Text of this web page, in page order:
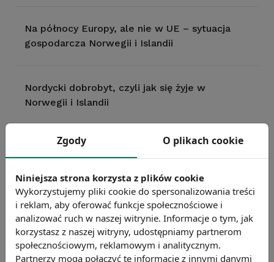
Na północy Europy, ale nie w UE – sytuacja
gospodarcza Norwegii i Islandii
Nordycki dobrobyt, czyli jak się żyje w
Norwegii i Islandii
Sytuacja na rynku pracy w polskim sektorze
energii
Wydatki firm na badania i rozwój
Koszty pracy w Polsce w 2012 roku
Zgody O plikach cookie
Niniejsza strona korzysta z plików cookie
Wykorzystujemy pliki cookie do spersonalizowania treści
i reklam, aby oferować funkcje społecznościowe i
analizować ruch w naszej witrynie. Informacje o tym, jak
korzystasz z naszej witryny, udostępniamy partnerom
społecznościowym, reklamowym i analitycznym.
Partnerzy mogą połączyć te informacje z innymi danymi